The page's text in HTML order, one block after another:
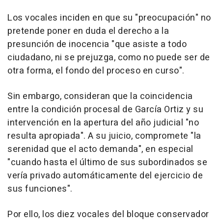
Los vocales inciden en que su "preocupación" no
pretende poner en duda el derecho a la
presunción de inocencia "que asiste a todo
ciudadano, ni se prejuzga, como no puede ser de
otra forma, el fondo del proceso en curso".
Sin embargo, consideran que la coincidencia
entre la condición procesal de García Ortiz y su
intervención en la apertura del año judicial "no
resulta apropiada". A su juicio, compromete "la
serenidad que el acto demanda", en especial
"cuando hasta el último de sus subordinados se
vería privado automáticamente del ejercicio de
sus funciones".
Por ello, los diez vocales del bloque conservador